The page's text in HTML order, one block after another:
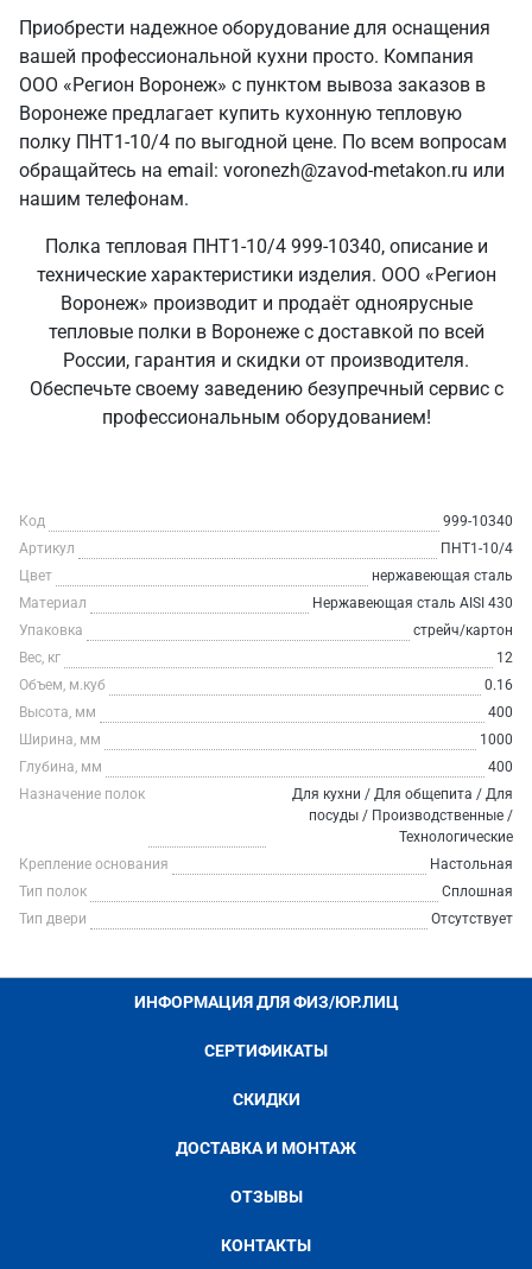
Приобрести надежное оборудование для оснащения
вашей профессиональной кухни просто. Компания
ООО «Регион Воронеж» с пунктом вывоза заказов в
Воронеже предлагает купить кухонную тепловую
полку ПНТ1-10/4 по выгодной цене. По всем вопросам
обращайтесь на email: voronezh@zavod-metakon.ru или
нашим телефонам.
Полка тепловая ПНТ1-10/4 999-10340, описание и
технические характеристики изделия. ООО «Регион
Воронеж» производит и продаёт одноярусные
тепловые полки в Воронеже с доставкой по всей
России, гарантия и скидки от производителя.
Обеспечьте своему заведению безупречный сервис с
профессиональным оборудованием!
Код
999-10340
Артикул
ПНТ1-10/4
Цвет
нержавеющая сталь
Материал
Нержавеющая сталь AISI 430
Упаковка
стрейч/картон
Вес, кг
12
Объем, м.куб
0.16
Высота, мм
400
Ширина, мм
1000
Глубина, мм
400
Назначение полок
Для кухни / Для общепита / Для
посуды / Производственные /
Технологические
Крепление основания
Настольная
Тип полок
Сплошная
Тип двери
Отсутствует
ИНФОРМАЦИЯ ДЛЯ ФИЗ/ЮР.ЛИЦ
СЕРТИФИКАТЫ
СКИДКИ
ДОСТАВКА И МОНТАЖ
ОТЗЫВЫ
КОНТАКТЫ